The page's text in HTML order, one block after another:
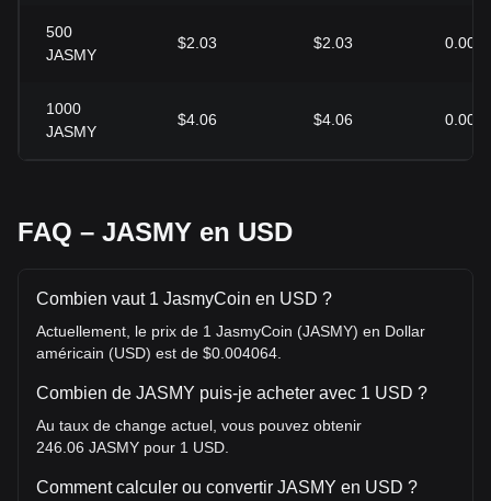
500
JASMY
$2.03 $2.03 0.00%
1000
JASMY
$4.06 $4.06 0.00%
FAQ – JASMY en USD
Combien vaut 1 JasmyCoin en USD ?
Actuellement, le prix de 1 JasmyCoin (JASMY) en Dollar
américain (USD) est de $0.004064.
Combien de JASMY puis-je acheter avec 1 USD ?
Au taux de change actuel, vous pouvez obtenir
246.06 JASMY pour 1 USD.
Comment calculer ou convertir JASMY en USD ?